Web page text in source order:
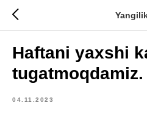
Haftani yaxshi
tugatmoqdamiz.
04.11.2023